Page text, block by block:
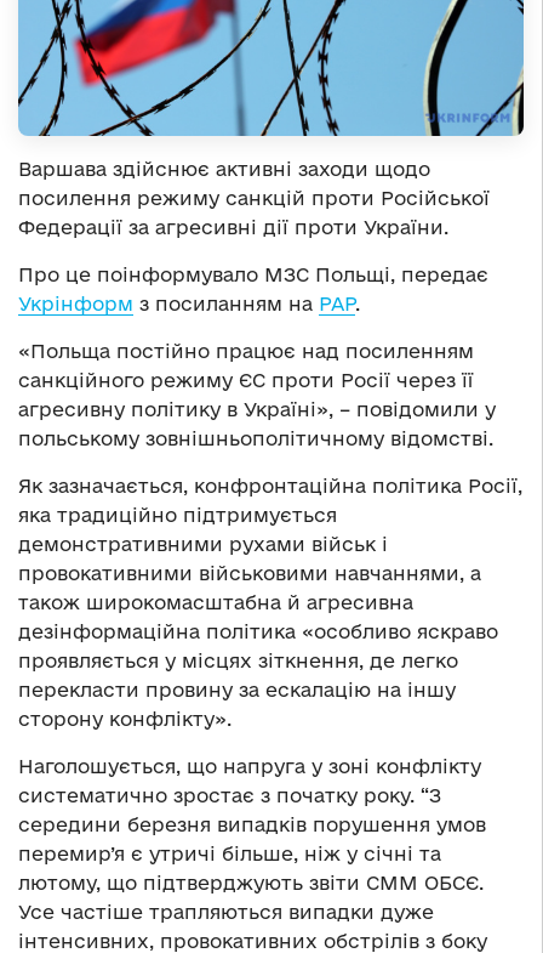
Варшава здійснює активні заходи щодо
посилення режиму санкцій проти Російської
Федерації за агресивні дії проти України.
Про це поінформувало МЗС Польщі, передає
Укрінформ з посиланням на РАР.
«Польща постійно працює над посиленням
санкційного режиму ЄС проти Росії через її
агресивну політику в Україні», – повідомили у
польському зовнішньополітичному відомстві.
Як зазначається, конфронтаційна політика Росії,
яка традиційно підтримується
демонстративними рухами військ і
провокативними військовими навчаннями, а
також широкомасштабна й агресивна
дезінформаційна політика «особливо яскраво
проявляється у місцях зіткнення, де легко
перекласти провину за ескалацію на іншу
сторону конфлікту».
Наголошується, що напруга у зоні конфлікту
систематично зростає з початку року. “З
середини березня випадків порушення умов
перемир’я є утричі більше, ніж у січні та
лютому, що підтверджують звіти СММ ОБСЄ.
Усе частіше трапляються випадки дуже
інтенсивних, провокативних обстрілів з боку